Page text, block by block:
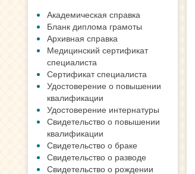
Академическая справка
Бланк диплома грамоты
Архивная справка
Медицинский сертификат
специалиста
Сертификат специалиста
Удостоверение о повышении
квалификации
Удостоверение интернатуры
Свидетельство о повышении
квалификации
Свидетельство о браке
Свидетельство о разводе
Свидетельство о рождении